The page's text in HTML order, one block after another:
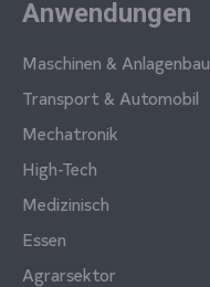
Anwendungen
Maschinen & Anlagenbau
Transport & Automobil
Mechatronik
High-Tech
Medizinisch
Essen
Agrarsektor